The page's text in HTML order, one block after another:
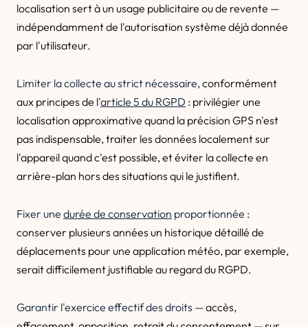
localisation sert à un usage publicitaire ou de revente —
indépendamment de l'autorisation système déjà donnée
par l'utilisateur.
Limiter la collecte au strict nécessaire, conformément
aux principes de l'article 5 du RGPD : privilégier une
localisation approximative quand la précision GPS n'est
pas indispensable, traiter les données localement sur
l'appareil quand c'est possible, et éviter la collecte en
arrière-plan hors des situations qui le justifient.
Fixer une durée de conservation proportionnée :
conserver plusieurs années un historique détaillé de
déplacements pour une application météo, par exemple,
serait difficilement justifiable au regard du RGPD.
Garantir l'exercice effectif des droits — accès,